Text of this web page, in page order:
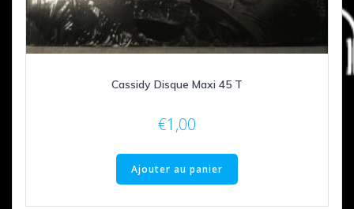
Cassidy Disque Maxi 45 T
€1,00
Ajouter au panier